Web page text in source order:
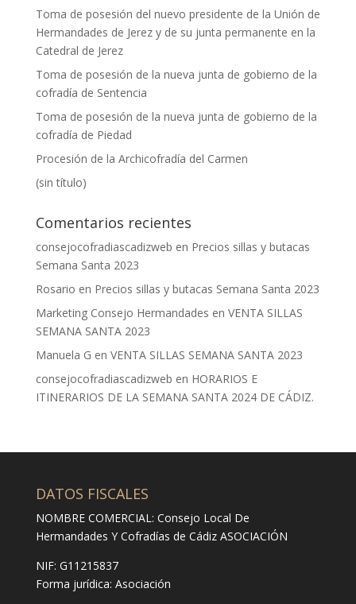
Toma de posesión del nuevo presidente de la Unión de
Hermandades de Jerez y de su junta permanente en la
Catedral de Jerez
Toma de posesión de la nueva junta de gobierno de la
cofradía de Sentencia
Toma de posesión de la nueva junta de gobierno de la
cofradía de Piedad
Procesión de la Archicofradía del Carmen
(sin título)
Comentarios recientes
consejocofradiascadizweb en Precios sillas y butacas
Semana Santa 2023
Rosario en Precios sillas y butacas Semana Santa 2023
Marketing Consejo Hermandades en VENTA SILLAS
SEMANA SANTA 2023
Manuela G en VENTA SILLAS SEMANA SANTA 2023
consejocofradiascadizweb en HORARIOS E
ITINERARIOS DE LA SEMANA SANTA 2024 DE CÁDIZ.
DATOS FISCALES
NOMBRE COMERCIAL: Consejo Local De
Hermandades Y Cofradías de Cádiz ASOCIACIÓN
NIF: G11215837
Forma jurídica: Asociación